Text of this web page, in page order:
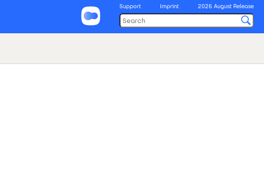
Support Imprint 2026 August Release